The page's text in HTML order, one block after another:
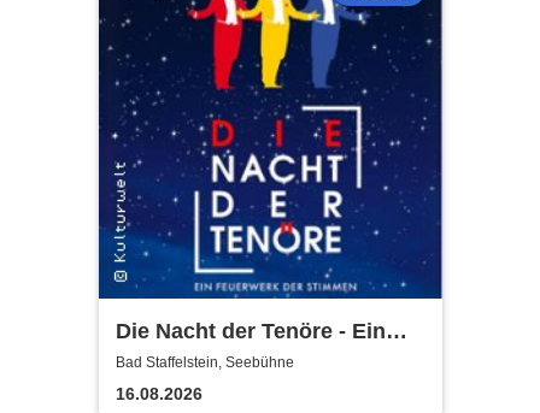
Die Nacht der Tenöre - Ein
Feuerwerk der Stimmen
Bad Staffelstein, Seebühne
16.08.2026